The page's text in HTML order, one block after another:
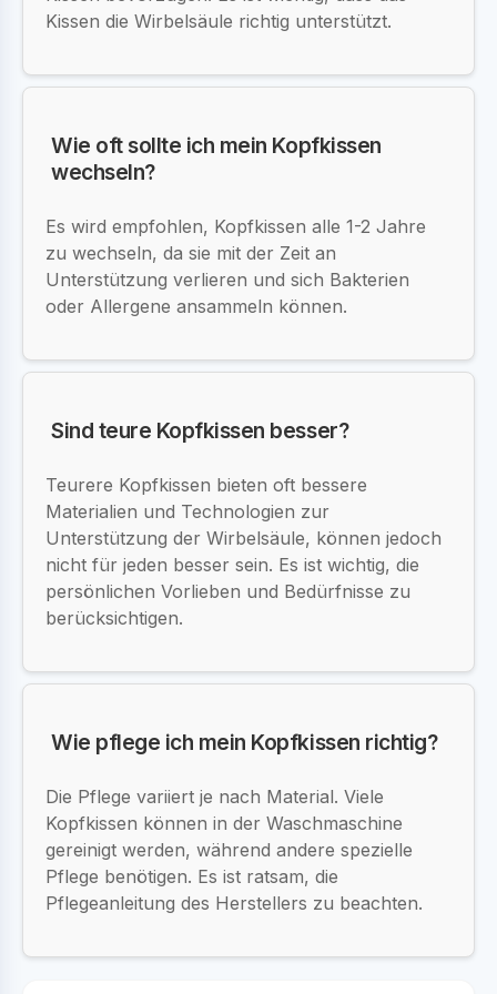
Kissen die Wirbelsäule richtig unterstützt.
Wie oft sollte ich mein Kopfkissen
wechseln?
Es wird empfohlen, Kopfkissen alle 1-2 Jahre
zu wechseln, da sie mit der Zeit an
Unterstützung verlieren und sich Bakterien
oder Allergene ansammeln können.
Sind teure Kopfkissen besser?
Teurere Kopfkissen bieten oft bessere
Materialien und Technologien zur
Unterstützung der Wirbelsäule, können jedoch
nicht für jeden besser sein. Es ist wichtig, die
persönlichen Vorlieben und Bedürfnisse zu
berücksichtigen.
Wie pflege ich mein Kopfkissen richtig?
Die Pflege variiert je nach Material. Viele
Kopfkissen können in der Waschmaschine
gereinigt werden, während andere spezielle
Pflege benötigen. Es ist ratsam, die
Pflegeanleitung des Herstellers zu beachten.